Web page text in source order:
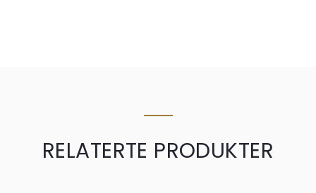
RELATERTE PRODUKTER